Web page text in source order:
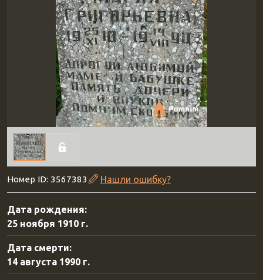
Номер ID: 3567383 Нашли ошибку?
Дата рождения:
25 ноября 1910 г.
Дата смерти:
14 августа 1990 г.